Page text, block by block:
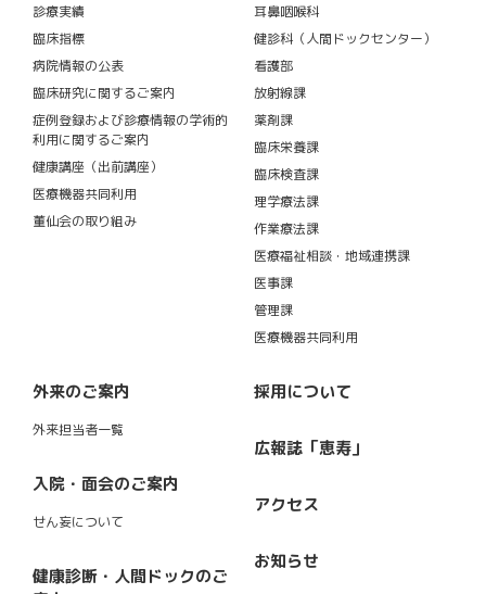
診療実績
臨床指標
病院情報の公表
臨床研究に関するご案内
症例登録および診療情報の学術的
利用に関するご案内
健康講座（出前講座）
医療機器共同利用
董仙会の取り組み
耳鼻咽喉科
健診科（人間ドックセンター）
看護部
放射線課
薬剤課
臨床栄養課
臨床検査課
理学療法課
作業療法課
医療福祉相談・地域連携課
医事課
管理課
医療機器共同利用
外来のご案内
外来担当者一覧
入院・面会のご案内
せん妄について
健康診断・人間ドックのご
採用について
広報誌「恵寿」
アクセス
お知らせ